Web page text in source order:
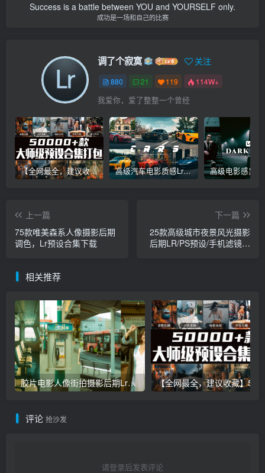
Success is a battle between YOU and YOURSELF only.
成功是一场和自己的比赛
调了个寂寞 关注
880 21 119 114W+
我爱你，爱了整整一个曾经
【全网最全，建议收藏】5万多款Lr顶级调色预设合集，精心整理，分类清晰，摄影师调色师必备素材，够用一辈子！ 高级汽车电影质感Lr调色教程，手机滤镜PS+Lightroom预设下载！
上一篇
75款唯美森系人像摄影后期
调色，Lr预设合集下载
下一篇
25款高级城市夜景风光摄影
后期LR/PS预设/手机滤镜下
相关推荐
胶片电影人像街拍摄影后期Lr调色教程，手机滤镜PS+Lightroom预设下载！
评论 抢沙发
请登录后发表评论